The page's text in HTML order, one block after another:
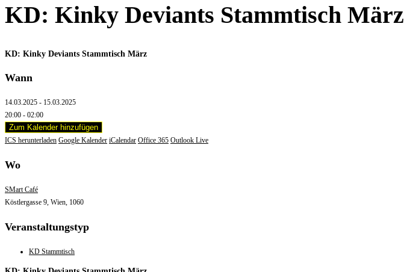
KD: Kinky Deviants Stammtisch März
KD: Kinky Deviants Stammtisch März
Wann
14.03.2025 - 15.03.2025
20:00 - 02:00
Zum Kalender hinzufügen
ICS herunterladen Google Kalender iCalendar Office 365 Outlook Live
Wo
SMart Café
Köstlergasse 9, Wien, 1060
Veranstaltungstyp
KD Stammtisch